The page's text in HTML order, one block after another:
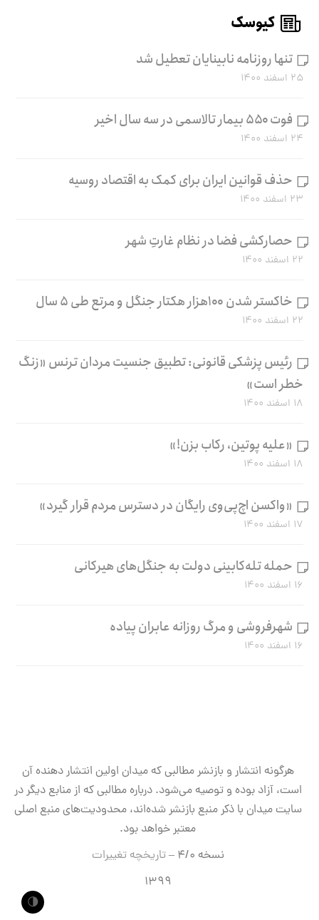
کیوسک
تنها روزنامه نابینایان تعطیل شد
۲۵ اسفند ۱۴۰۰
فوت ۵۵۰ بیمار تالاسمی در سه سال اخیر
۲۴ اسفند ۱۴۰۰
حذف قوانین ایران برای کمک به اقتصاد روسیه
۲۳ اسفند ۱۴۰۰
حصارکشی فضا در نظام غارتِ شهر
۲۲ اسفند ۱۴۰۰
خاکستر شدن ۱۰۰هزار هکتار جنگل و مرتع طی ۵ سال
۲۲ اسفند ۱۴۰۰
رئیس پزشکی قانونی: تطبیق جنسیت مردان ترنس «زنگ
خطر است»
۱۸ اسفند ۱۴۰۰
«علیه پوتین، رکاب بزن!»
۱۸ اسفند ۱۴۰۰
«واکسن اچ‌پی‌وی رایگان در دسترس مردم قرار گیرد»
۱۷ اسفند ۱۴۰۰
حمله تله‌کابینی دولت به جنگل‌های هیرکانی
۱۶ اسفند ۱۴۰۰
شهرفروشی و مرگ روزانه عابران پیاده
۱۶ اسفند ۱۴۰۰
هرگونه انتشار و بازنشر مطالبی که میدان اولین انتشار دهنده آن
است، آزاد بوده و توصیه می‌شود. درباره مطالبی که از منابع دیگر در
سایت میدان با ذکر منبع بازنشر شده‌اند، محدودیت‌های منبع اصلی
معتبر خواهد بود.
نسخه ۴/۰ –
تاریخچه تغییرات
۱۳۹۹
🌗